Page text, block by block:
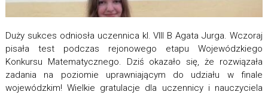
Duży sukces odniosła uczennica kl. VIII B Agata Jurga. Wczoraj
pisała test podczas rejonowego etapu Wojewódzkiego
Konkursu Matematycznego. Dziś okazało się, że rozwiązała
zadania na poziomie uprawniającym do udziału w finale
wojewódzkim! Wielkie gratulacje dla uczennicy i nauczyciela